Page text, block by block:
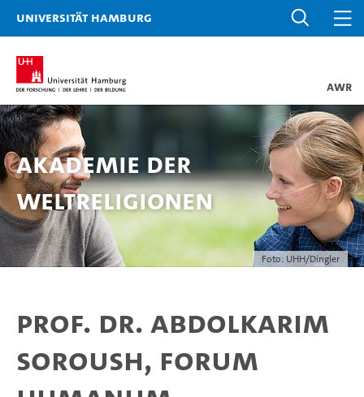
Universität Hamburg
AWR
Foto: UHH/Dingler
Akademie der
Weltreligionen
Prof. Dr. Abdolkarim
Soroush, Forum